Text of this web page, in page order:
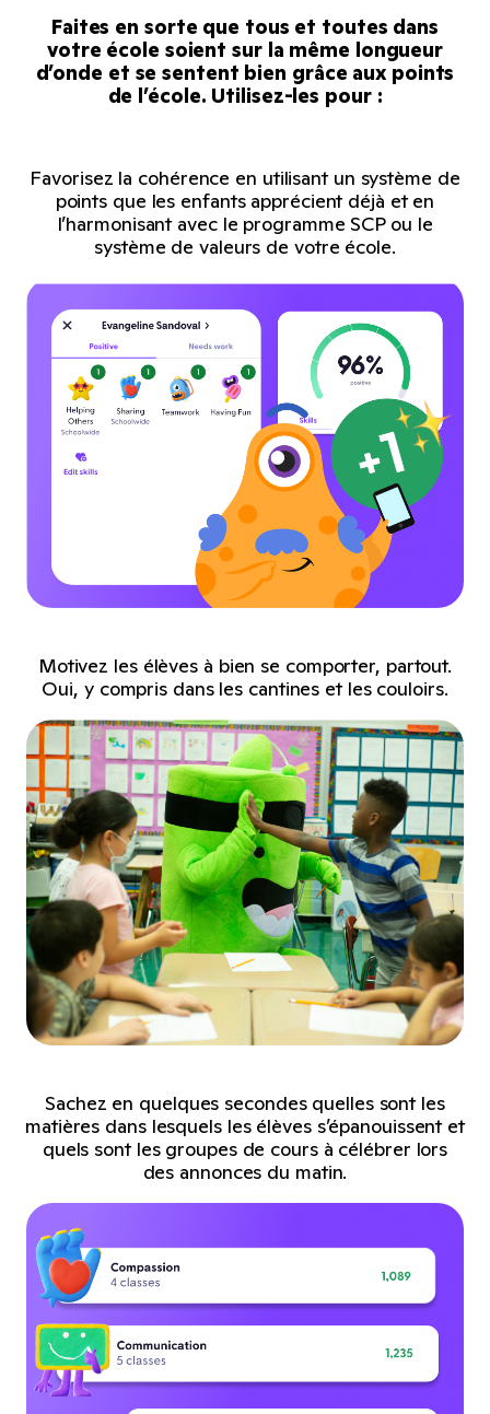
Faites en sorte que tous et toutes dans
votre école soient sur la même longueur
d’onde et se sentent bien grâce aux points
de l’école. Utilisez-les pour :
Favorisez la cohérence en utilisant un système de
points que les enfants apprécient déjà et en
l’harmonisant avec le programme SCP ou le
système de valeurs de votre école.
Motivez les élèves à bien se comporter, partout.
Oui, y compris dans les cantines et les couloirs.
Sachez en quelques secondes quelles sont les
matières dans lesquels les élèves s’épanouissent et
quels sont les groupes de cours à célébrer lors
des annonces du matin.